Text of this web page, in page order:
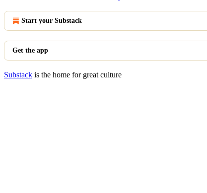
Start your Substack
Get the app
Substack is the home for great culture